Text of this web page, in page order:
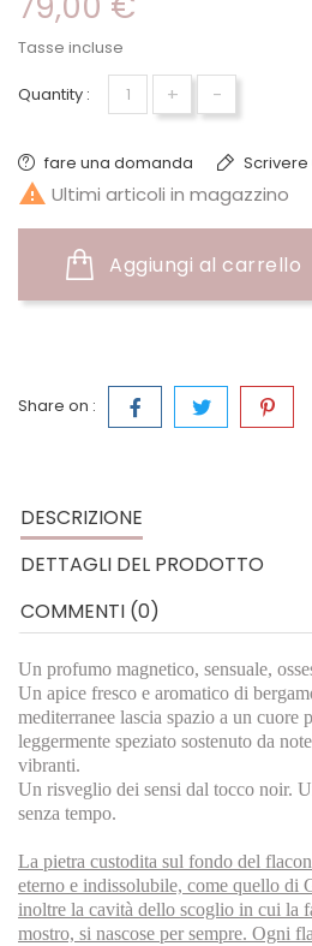
Tasse incluse
Quantity : + -
fare una domanda
 Ultimi articoli in magazzino
Aggiungi al carrello
Share on :
DESCRIZIONE
DETTAGLI DEL PRODOTTO
COMMENTI (0)
Un profumo magnetico, sensuale,
Un apice fresco e aromatico di
mediterranee lascia spazio a un cuore
leggermente speziato sostenuto da
vibranti.
Un risveglio dei sensi dal tocco noir.
senza tempo.
La pietra custodita sul fondo del
eterno e indissolubile, come quello di
inoltre la cavità dello scoglio in cui la
mostro, si nascose per sempre. Ogni